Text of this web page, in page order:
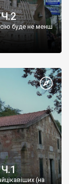
буде не менш
(на